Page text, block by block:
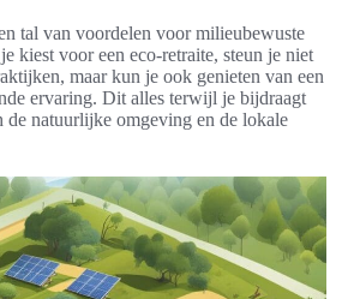
tal van voordelen voor milieubewuste
kiest voor een eco-retraite, steun je niet
maar kun je ook genieten van een
ervaring. Dit alles terwijl je bijdraagt
de natuurlijke omgeving en de lokale